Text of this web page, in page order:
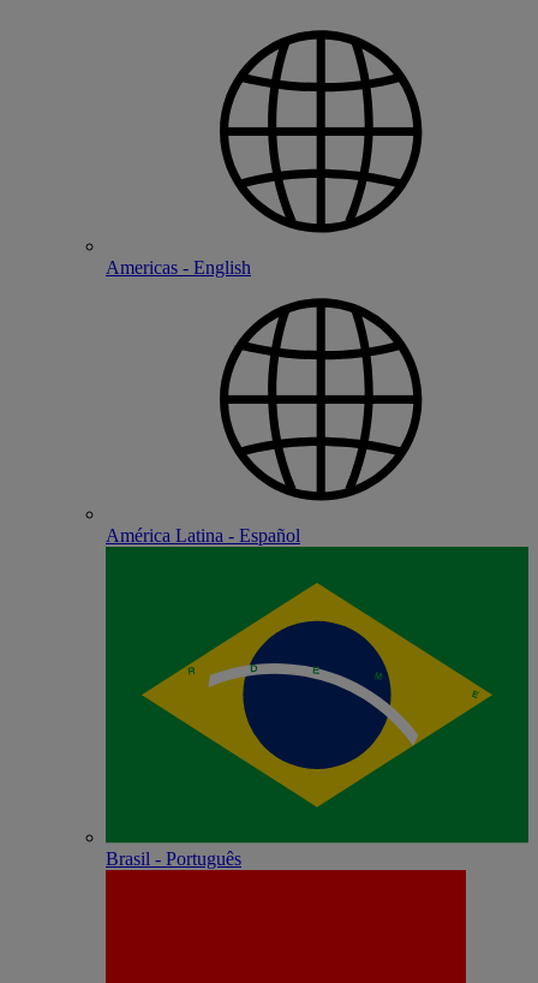
Americas - English
América Latina - Español
Brasil - Português